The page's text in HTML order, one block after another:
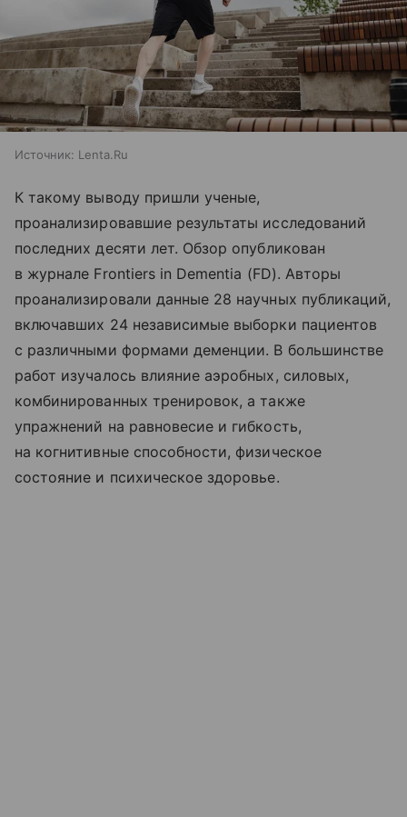
Источник: Lenta.Ru
К такому выводу пришли ученые,
проанализировавшие результаты исследований
последних десяти лет. Обзор опубликован
в журнале Frontiers in Dementia (FD). Авторы
проанализировали данные 28 научных публикаций,
включавших 24 независимые выборки пациентов
с различными формами деменции. В большинстве
работ изучалось влияние аэробных, силовых,
комбинированных тренировок, а также
упражнений на равновесие и гибкость,
на когнитивные способности, физическое
состояние и психическое здоровье.